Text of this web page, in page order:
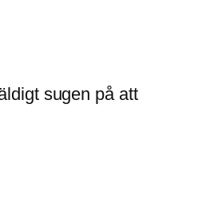
sugen på att